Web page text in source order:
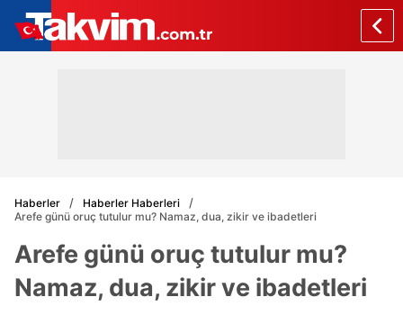
Haberler
Haberler Haberleri
Arefe günü oruç tutulur mu? Namaz, dua, zikir ve ibadetleri
Arefe günü oruç tutulur mu?
Namaz, dua, zikir ve ibadetleri